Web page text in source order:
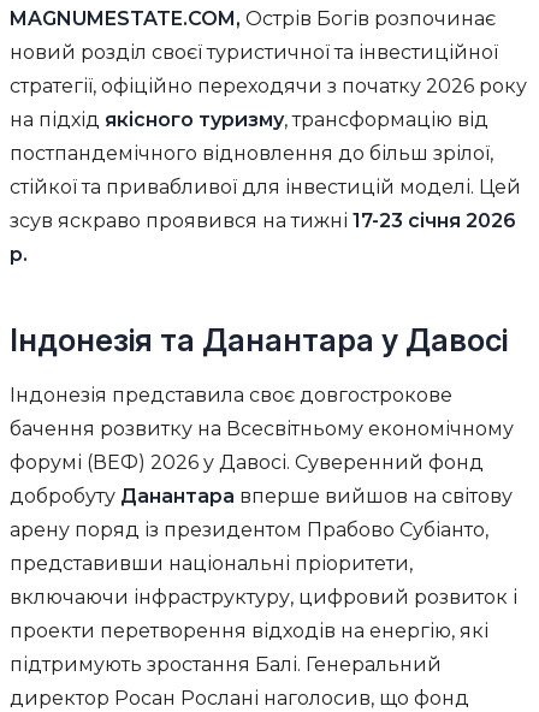
MAGNUMESTATE.COM, Острів Богів розпочинає
новий розділ своєї туристичної та інвестиційної
стратегії, офіційно переходячи з початку 2026 року
на підхід якісного туризму, трансформацію від
постпандемічного відновлення до більш зрілої,
стійкої та привабливої для інвестицій моделі. Цей
зсув яскраво проявився на тижні 17-23 січня 2026
р.
Індонезія та Данантара у Давосі
Індонезія представила своє довгострокове
бачення розвитку на Всесвітньому економічному
форумі (ВЕФ) 2026 у Давосі. Суверенний фонд
добробуту Данантара вперше вийшов на світову
арену поряд із президентом Прабово Субіанто,
представивши національні пріоритети,
включаючи інфраструктуру, цифровий розвиток і
проекти перетворення відходів на енергію, які
підтримують зростання Балі. Генеральний
директор Росан Рослані наголосив, що фонд